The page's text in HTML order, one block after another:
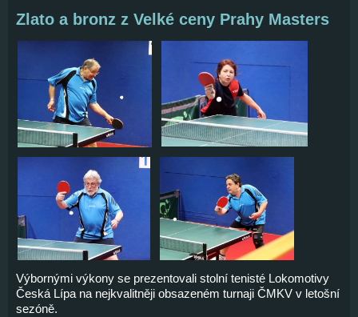
Zlato a bronz z Velké ceny Prahy Masters
Výbornými výkony se prezentovali stolní tenisté Lokomotivy
Česká Lípa na nejkvalitněji obsazeném turnaji ČMKV v letošní
sezóně.